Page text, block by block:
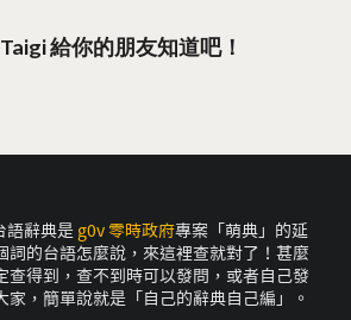
給你的朋友知道吧！
語辭典是 g0v 零時政府專案「萌典」的延
詞的台語怎麼說，來這裡查就對了！甚麼
查得到，查不到時可以發問，或者自己發
家，簡單說就是「自己的辭典自己編」。